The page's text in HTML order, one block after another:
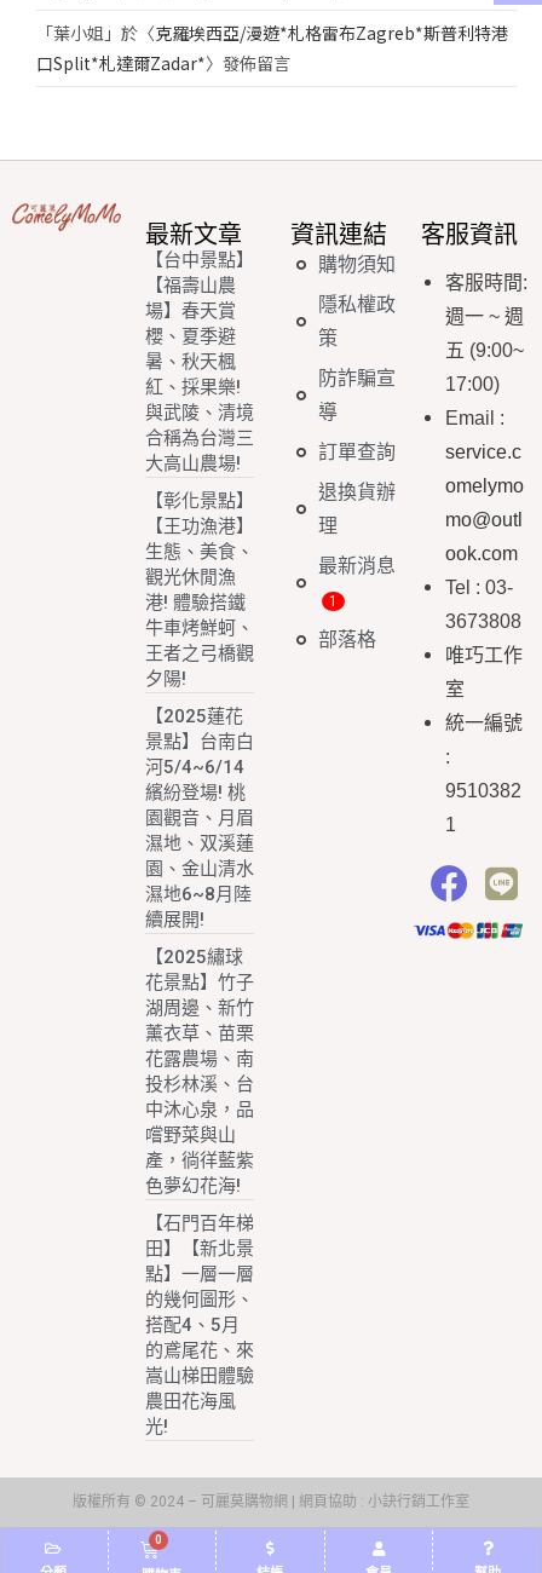
「葉小姐 」於〈克羅埃西亞/漫遊*札格雷布Zagreb*斯普利特港
口Split*札達爾Zadar*〉發佈留言
最新文章
【台中景點】
【福壽山農
場】春天賞
櫻、夏季避
暑、秋天楓
紅、採果樂!
與武陵、清境
合稱為台灣三
大高山農場!
【彰化景點】
【王功漁港】
生態、美食、
觀光休閒漁
港! 體驗搭鐵
牛車烤鮮蚵、
王者之弓橋觀
夕陽!
【2025蓮花
景點】台南白
河5/4~6/14
繽紛登場! 桃
園觀音、月眉
濕地、双溪蓮
園、金山清水
濕地6~8月陸
續展開!
【2025繡球
花景點】竹子
湖周邊、新竹
薰衣草、苗栗
花露農場、南
投杉林溪、台
中沐心泉，品
嚐野菜與山
產，徜徉藍紫
色夢幻花海!
【石門百年梯
田】【新北景
點】一層一層
的幾何圖形、
搭配4、5月
的鳶尾花、來
嵩山梯田體驗
農田花海風
光!
資訊連結
購物須知
隱私權政
策
防詐騙宣
導
訂單查詢
退換貨辦
理
最新消息
部落格
客服資訊
客服時間:
週一 ~ 週
五 (9:00~
17:00)
Email :
service.c
omelymo
mo@outl
ook.com
Tel : 03-
3673808
唯巧工作
室
統一編號
:
9510382
1
版權所有 © 2024 – 可麗莫購物網 | 網頁協助 : 小訣行銷工作室
0